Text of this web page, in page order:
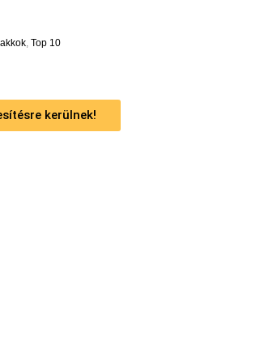
, Top 10
kerülnek!